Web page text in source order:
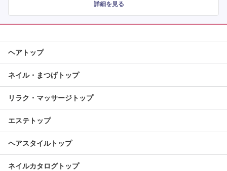
詳細を見る
ヘアトップ
ネイル・まつげトップ
リラク・マッサージトップ
エステトップ
ヘアスタイルトップ
ネイルカタログトップ